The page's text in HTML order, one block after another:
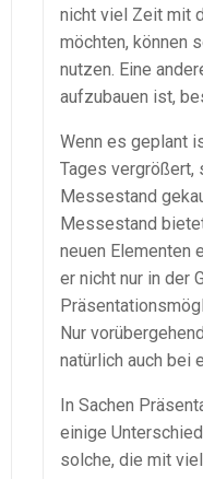
nicht viel Zeit mit
möchten, können
nutzen. Eine
aufzubauen ist,
Wenn es geplant
Tages vergrößert,
Messestand
Messestand
neuen Elementen
er nicht nur in der
Nur
natürlich auch bei
In Sachen
einige
solche, die mit